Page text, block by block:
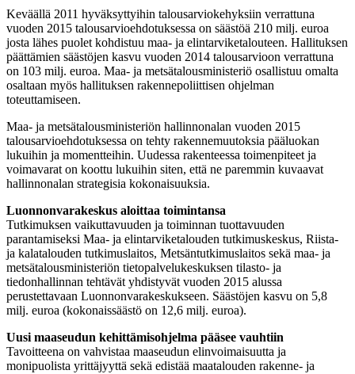
Keväällä 2011 hyväksyttyihin talousarviokehyksiin verrattuna
vuoden 2015 talousarvioehdotuksessa on säästöä 210 milj. euroa
josta lähes puolet kohdistuu maa- ja elintarviketalouteen. Hallituksen
päättämien säästöjen kasvu vuoden 2014 talousarvioon verrattuna
on 103 milj. euroa. Maa- ja metsätalousministeriö osallistuu omalta
osaltaan myös hallituksen rakennepoliittisen ohjelman
toteuttamiseen.
Maa- ja metsätalousministeriön hallinnonalan vuoden 2015
talousarvioehdotuksessa on tehty rakennemuutoksia pääluokan
lukuihin ja momentteihin. Uudessa rakenteessa toimenpiteet ja
voimavarat on koottu lukuihin siten, että ne paremmin kuvaavat
hallinnonalan strategisia kokonaisuuksia.
Luonnonvarakeskus aloittaa toimintansa
Tutkimuksen vaikuttavuuden ja toiminnan tuottavuuden
parantamiseksi Maa- ja elintarviketalouden tutkimuskeskus, Riista-
ja kalatalouden tutkimuslaitos, Metsäntutkimuslaitos sekä maa- ja
metsätalousministeriön tietopalvelukeskuksen tilasto- ja
tiedonhallinnan tehtävät yhdistyvät vuoden 2015 alussa
perustettavaan Luonnonvarakeskukseen. Säästöjen kasvu on 5,8
milj. euroa (kokonaissäästö on 12,6 milj. euroa).
Uusi maaseudun kehittämisohjelma pääsee vauhtiin
Tavoitteena on vahvistaa maaseudun elinvoimaisuutta ja
monipuolista yrittäjyyttä sekä edistää maatalouden rakenne- ja